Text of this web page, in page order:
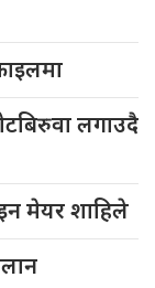
लगाउदै
मेयर शाहिले